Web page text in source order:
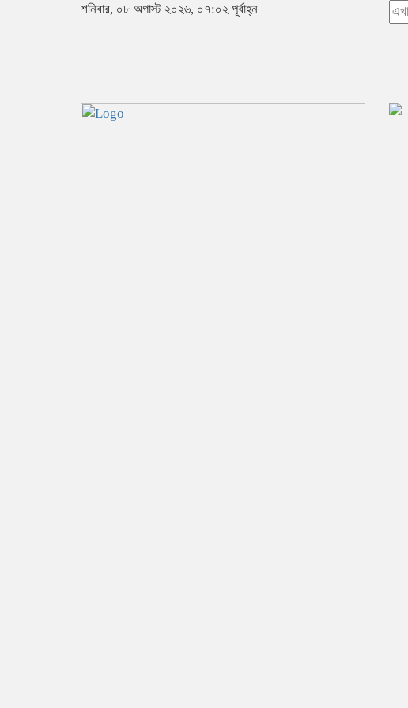
শনিবার, ০৮ অগাস্ট ২০২৬, ০৭:০২ পূর্বাহ্ন